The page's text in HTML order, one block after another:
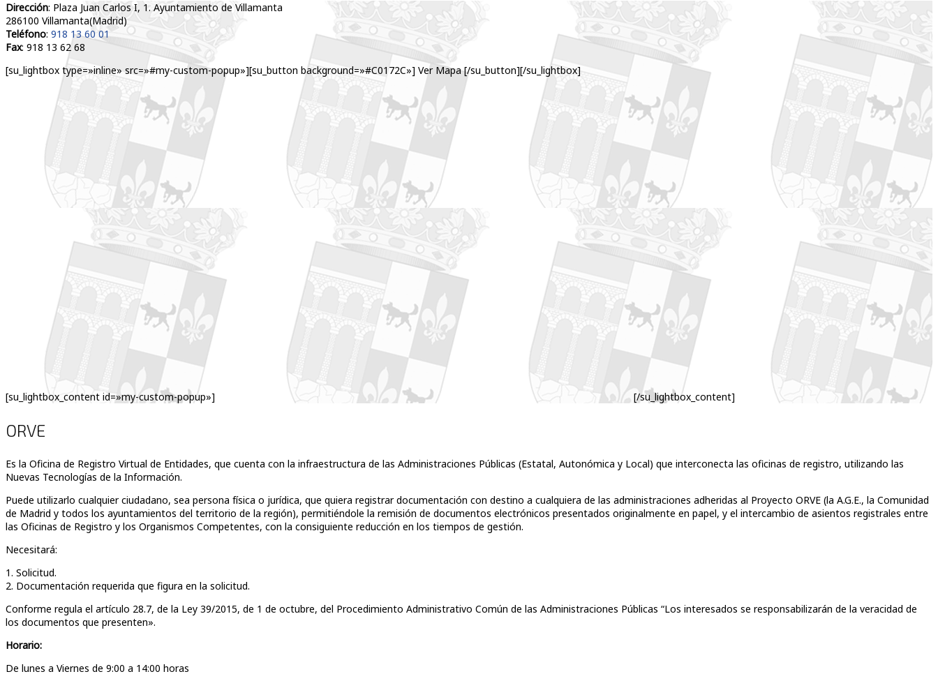
Dirección: Plaza Juan Carlos I, 1. Ayuntamiento de Villamanta
286100 Villamanta(Madrid)
Teléfono: 918 13 60 01
Fax: 918 13 62 68
[su_lightbox type=»inline» src=»#my-custom-popup»][su_button background=»#C0172C»] Ver Mapa [/su_button][/su_lightbox]
[su_lightbox_content id=»my-custom-popup»] [/su_lightbox_content]
ORVE
Es la Oficina de Registro Virtual de Entidades, que cuenta con la infraestructura de las Administraciones Públicas (Estatal, Autonómica y Local) que interconecta las oficinas de registro, utilizando las
Nuevas Tecnologías de la Información.
Puede utilizarlo cualquier ciudadano, sea persona física o jurídica, que quiera registrar documentación con destino a cualquiera de las administraciones adheridas al Proyecto ORVE (la A.G.E., la Comunidad
de Madrid y todos los ayuntamientos del territorio de la región), permitiéndole la remisión de documentos electrónicos presentados originalmente en papel, y el intercambio de asientos registrales entre
las Oficinas de Registro y los Organismos Competentes, con la consiguiente reducción en los tiempos de gestión.
Necesitará:
1. Solicitud.
2. Documentación requerida que figura en la solicitud.
Conforme regula el artículo 28.7, de la Ley 39/2015, de 1 de octubre, del Procedimiento Administrativo Común de las Administraciones Públicas “Los interesados se responsabilizarán de la veracidad de
los documentos que presenten».
Horario:
De lunes a Viernes de 9:00 a 14:00 horas